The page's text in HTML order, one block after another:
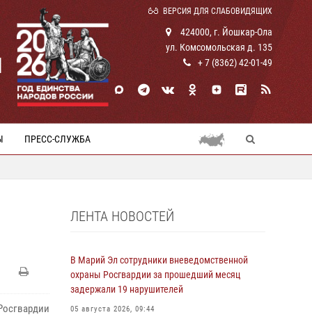
ВЕРСИЯ ДЛЯ СЛАБОВИДЯЩИХ
424000, г. Йошкар-Ола
ул. Комсомольская д. 135
+ 7 (8362) 42-01-49
ПРЕСС-СЛУЖБА
ЛЕНТА НОВОСТЕЙ
В Марий Эл сотрудники вневедомственной
охраны Росгвардии за прошедший месяц
задержали 19 нарушителей
05 августа 2026, 09:44